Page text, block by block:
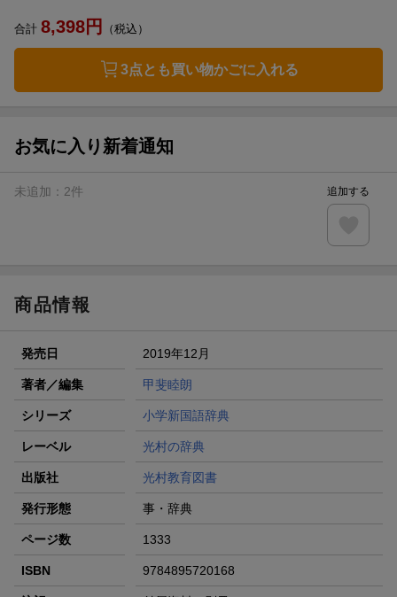
合計 8,398円 （税込）
3点とも買い物かごに入れる
お気に入り新着通知
未追加： 2件 追加する
商品情報
発売日 2019年12月
著者／編集 甲斐睦朗
シリーズ 小学新国語辞典
レーベル 光村の辞典
出版社 光村教育図書
発行形態 事・辞典
ページ数 1333
ISBN 9784895720168